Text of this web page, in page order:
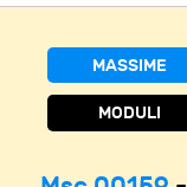
MASSIME
MODULI